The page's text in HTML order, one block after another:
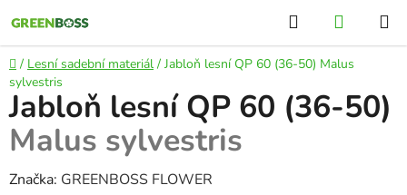
na
obsah
Hledat
KOŠÍK
Domů
/ Lesní sadební materiál / Jabloň lesní QP 60 (36-50) Malus
sylvestris
Jabloň lesní QP 60 (36-50)
Malus sylvestris
Značka: GREENBOSS FLOWER